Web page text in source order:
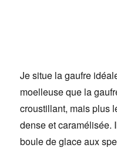
Je situe la gaufre
moelleuse que la
croustillant, mais plus
dense et caramélisée.
boule de glace aux